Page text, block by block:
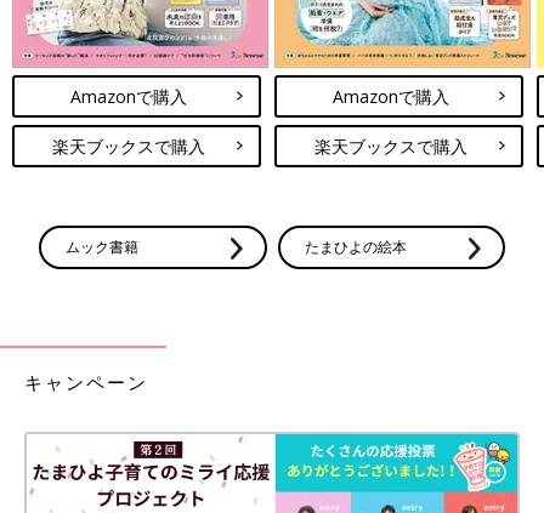
Amazonで購入
楽天ブックスで購入
Amazonで購入
楽天ブックスで購入
ムック書籍 たまひよの絵本
キャンペーン